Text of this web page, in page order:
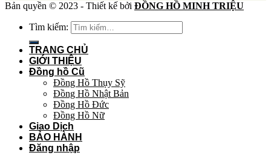
Bản quyền © 2023 - Thiết kế bởi ĐỒNG HỒ MINH TRIỆU
Tìm kiếm:
TRANG CHỦ
GIỚI THIỆU
Đồng hồ Cũ
Đồng Hồ Thụy Sỹ
Đồng Hồ Nhật Bản
Đồng Hồ Đức
Đồng Hồ Nữ
Giao Dịch
BẢO HÀNH
Đăng nhập